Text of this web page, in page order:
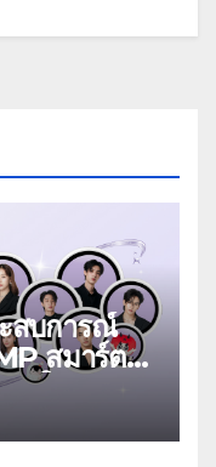
สบการณ์
สมาร์ต
ใน
5G
นายนนี้